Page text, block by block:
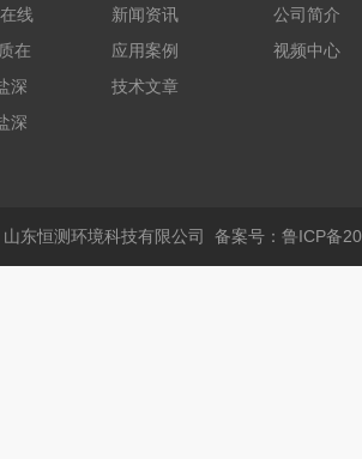
线
在
深
深
新闻资讯
应用案例
技术文章
公司简介
视频中心
东恒测环境科技有限公司 备案号：鲁ICP备